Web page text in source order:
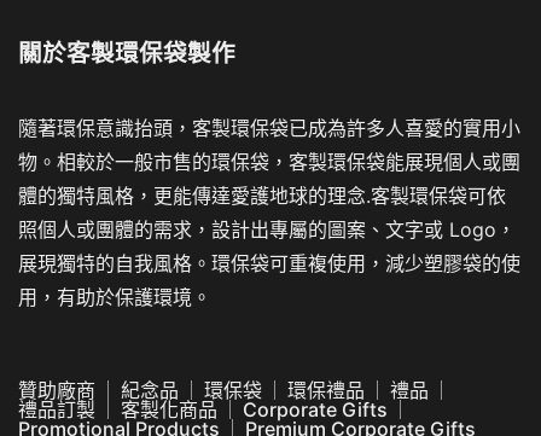
關於客製環保袋製作
隨著環保意識抬頭，客製環保袋已成為許多人喜愛的實用小
物。相較於一般市售的環保袋，客製環保袋能展現個人或團
體的獨特風格，更能傳達愛護地球的理念.客製環保袋可依
照個人或團體的需求，設計出專屬的圖案、文字或 Logo，
展現獨特的自我風格。環保袋可重複使用，減少塑膠袋的使
用，有助於保護環境。
贊助廠商 紀念品 環保袋 環保禮品
禮品
禮品訂製
客製化商品
Corporate Gifts
Promotional Products
Premium Corporate Gifts